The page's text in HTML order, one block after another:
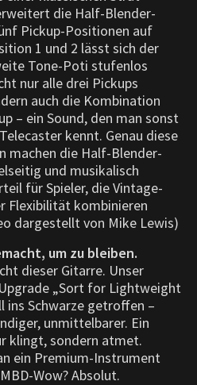
die Half-Blender-
Pickup-Positionen auf
1 und 2 lässt sich der
Tone-Poti stufenlos
nur alle drei Pickups
auch die Kombination
– ein Sound, den man sonst
kennt. Genau diese
machen die Half-Blender-
und musikalisch
für Spieler, die Vintage-
Flexibilität kombinieren
dargestellt von Mike Lewis)
um zu bleiben.
dieser Gitarre. Unser
„Sort for Lightweight
ins Schwarze getroffen –
unmittelbarer. Ein
klingt, sondern atmet.
ein Premium-Instrument
Wow? Absolut.